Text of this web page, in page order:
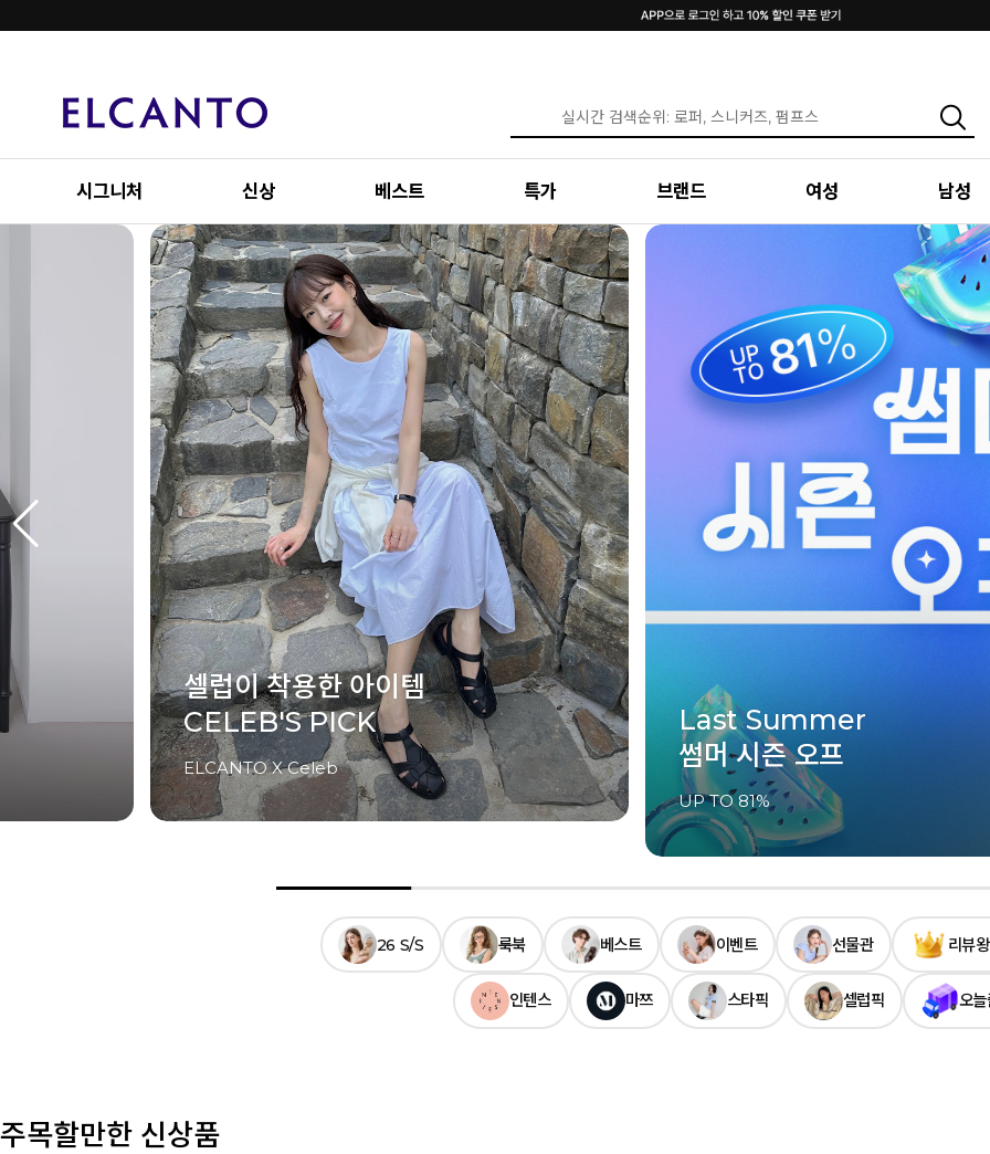
시그니처 신상 베스트 특가 브랜드 여성 남성
셀럽이 착용한 아이템
CELEB'S PICK
ELCANTO X Celeb
Last Summer
썸머 시즌 오프
UP TO 81%
26 S/S 룩북 베스트 이벤트 선물관 리뷰
인텐스 마쯔 스타픽 셀럽픽 오
주목할만한 신상품